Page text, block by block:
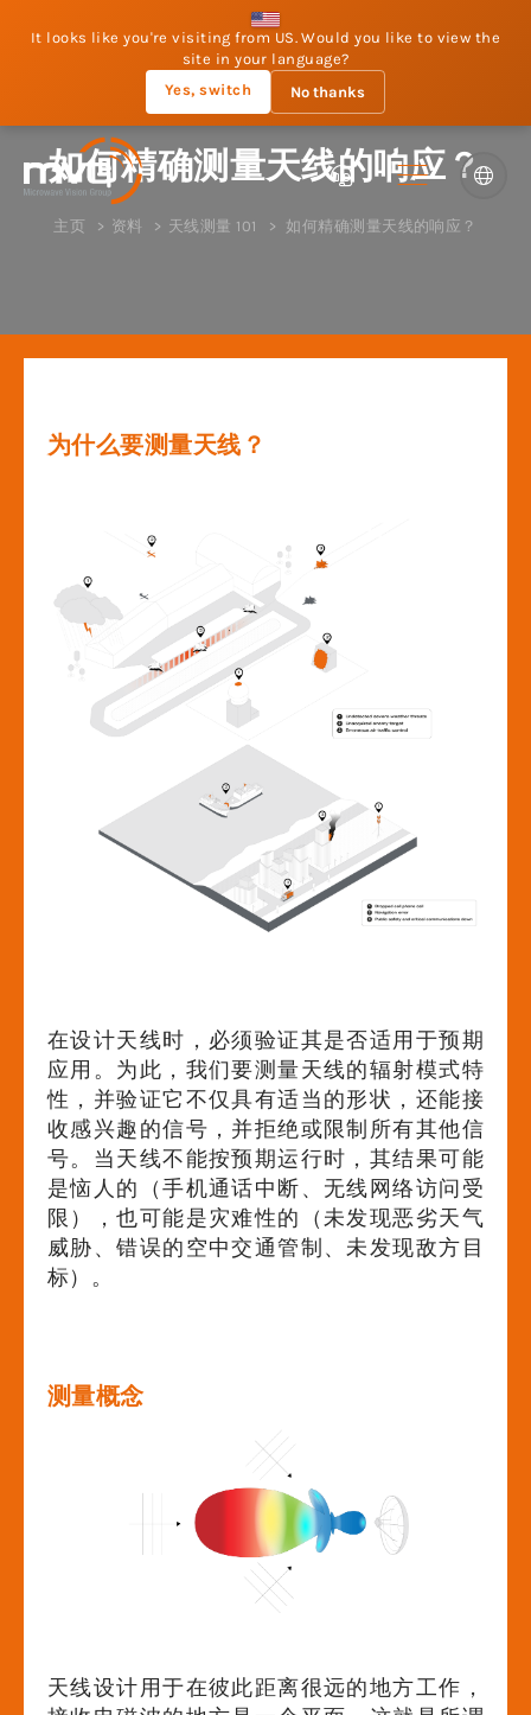
It looks like you're visiting from US. Would you like to view the
site in your language?
Yes, switch
No thanks
如何精确测量天线的响应？
主页 资料 天线测量 101 如何精确测量天线的响应？
为什么要测量天线？
在设计天线时，必须验证其是否适用于预期
应用。为此，我们要测量天线的辐射模式特
性，并验证它不仅具有适当的形状，还能接
收感兴趣的信号，并拒绝或限制所有其他信
号。当天线不能按预期运行时，其结果可能
是恼人的（手机通话中断、无线网络访问受
限），也可能是灾难性的（未发现恶劣天气
威胁、错误的空中交通管制、未发现敌方目
标）。
测量概念
天线设计用于在彼此距离很远的地方工作，